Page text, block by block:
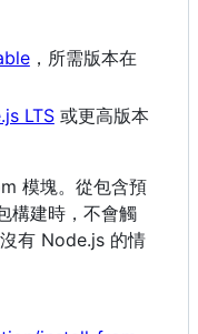
，所需版本在
LTS或更高版本
模塊。從包含預
構建時，不會觸
有 Node.js 的情